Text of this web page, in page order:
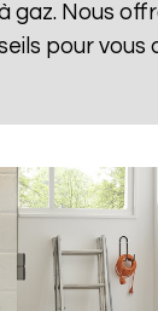
gaz. Nous
pour